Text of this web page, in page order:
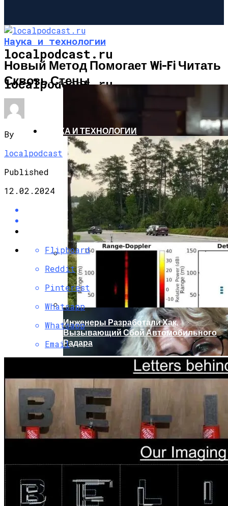
localpodcast.ru
localpodcast.ru
ШОУ-БИЗНЕС
Кто Из Знаменитостей Умер В 2023 Году:
Юдашкин, Колесников, Чурикова,
Зайцев И Другие – От Чего Скончались
Марина Неёлова Госпитализирована,
Какая Причина Произошедшего
НАУКА И ТЕХНОЛОГИИ
Инженеры Разработали Хак,
Вызывающий Сбой Автомобильного
Радара
Наука и технологии
Новый Метод Помогает Wi-Fi Читать
Сквозь Стены
By
localpodcast
Published
12.02.2024
Flipboard
Reddit
Pinterest
Whatsapp
Whatsapp
Email